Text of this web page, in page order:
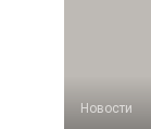
Новости